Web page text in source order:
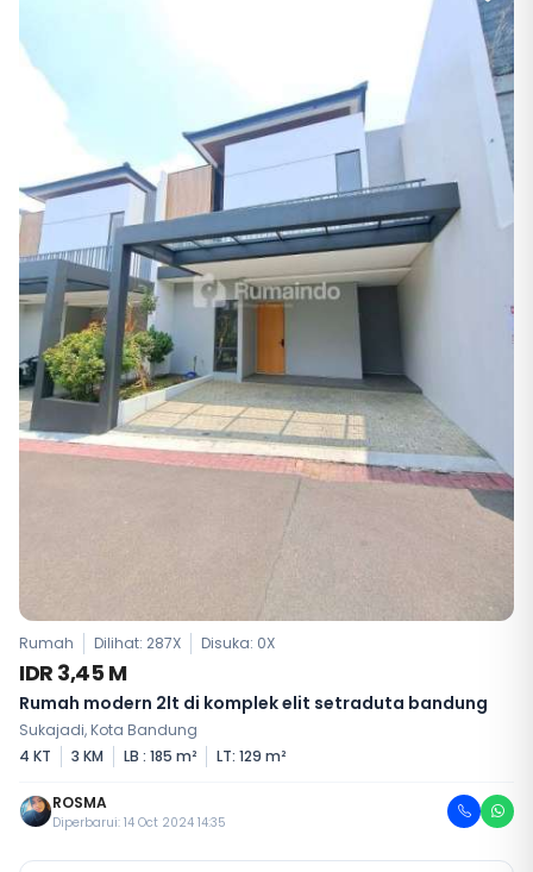
Rumah Dilihat: 287X Disuka: 0X
IDR 3,45 M
Rumah modern 2lt di komplek elit setraduta bandung
Sukajadi, Kota Bandung
4 KT
3 KM LB : 185 m² LT: 129 m²
ROSMA
Diperbarui: 14 Oct 2024 14:35